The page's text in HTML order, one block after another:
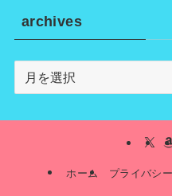
archives
archives
ホーム プライバシ